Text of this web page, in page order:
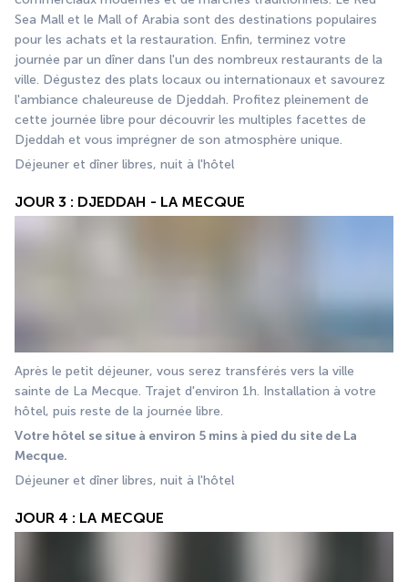
Sea Mall et le Mall of Arabia sont des destinations populaires
pour les achats et la restauration. Enfin, terminez votre
journée par un dîner dans l'un des nombreux restaurants de la
ville. Dégustez des plats locaux ou internationaux et savourez
l'ambiance chaleureuse de Djeddah. Profitez pleinement de
cette journée libre pour découvrir les multiples facettes de
Djeddah et vous imprégner de son atmosphère unique.
Déjeuner et dîner libres, nuit à l'hôtel
JOUR 3 : DJEDDAH - LA MECQUE
Après le petit déjeuner, vous serez transférés vers la ville
sainte de La Mecque. Trajet d'environ 1h. Installation à votre
hôtel, puis reste de la journée libre.
Votre hôtel se situe à environ 5 mins à pied du site de La
Mecque.
Déjeuner et dîner libres, nuit à l'hôtel
JOUR 4 : LA MECQUE